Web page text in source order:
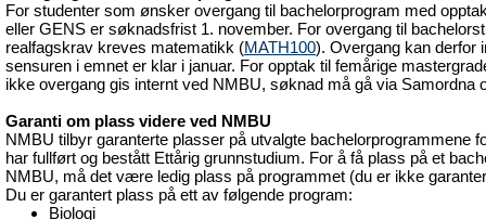
For studenter som ønsker overgang til bachelorprogram med
eller GENS er søknadsfrist 1. november. For overgang til
realfagskrav kreves matematikk (MATH100). Overgang kan derfor
sensuren i emnet er klar i januar. For opptak til femårige
ikke overgang gis internt ved NMBU, søknad må gå via Samordna
Garanti om plass videre ved NMBU
NMBU tilbyr garanterte plasser på utvalgte bachelorprogrammene
har fullført og bestått Ettårig grunnstudium. For å få plass på et
NMBU, må det være ledig plass på programmet (du er ikke
Du er garantert plass på ett av følgende program:
Biologi